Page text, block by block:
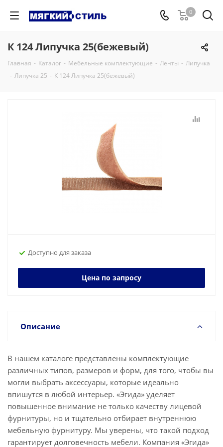
0
К 124 Липучка 25(бежевый)
Главная - Каталог - Мебельные комплектующие - Ленты - Липучка
- Липучка 25 - К 124 Липучка 25(бежевый)
Доступно для заказа
Цена по запросу
Описание
В нашем каталоге представлены комплектующие
различных типов, размеров и форм, для того, чтобы вы
могли выбрать аксессуары, которые идеально
впишутся в любой интерьер. «Эгида» уделяет
повышенное внимание не только качеству лицевой
фурнитуры, но и тщательно отбирает внутреннюю
мебельную фурнитуру. Мы уверены, что такой подход
гарантирует долговечность мебели. Компания «Эгида»